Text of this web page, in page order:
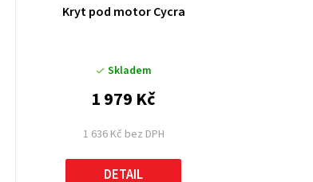
Kryt pod motor Cycra
Skladem
1 636 Kč bez DPH
1 979 Kč
DETAIL